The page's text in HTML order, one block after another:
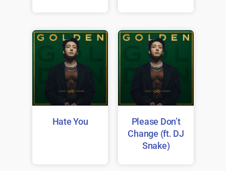
Hate You
Please Don’t
Change (ft. DJ
Snake)